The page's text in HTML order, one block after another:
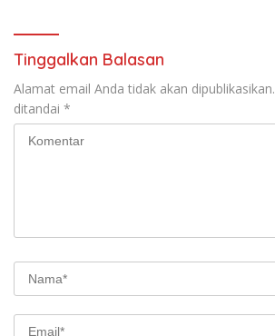
Tinggalkan Balasan
Alamat email Anda tidak akan dipublikasikan.
ditandai *